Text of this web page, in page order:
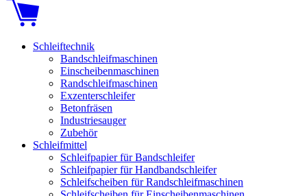
Schleiftechnik
Bandschleifmaschinen
Einscheibenmaschinen
Randschleifmaschinen
Exzenterschleifer
Betonfräsen
Industriesauger
Zubehör
Schleifmittel
Schleifpapier für Bandschleifer
Schleifpapier für Handbandschleifer
Schleifscheiben für Randschleifmaschinen